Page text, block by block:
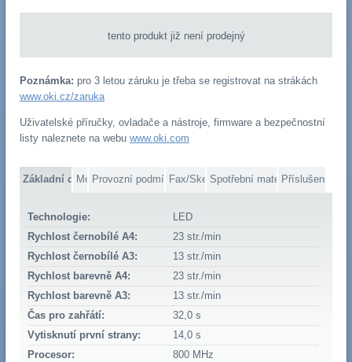
tento produkt již není prodejný
Poznámka: pro 3 letou záruku je třeba se registrovat na strákách
www.oki.cz/zaruka
Uživatelské příručky, ovladače a nástroje, firmware a bezpečnostní
listy naleznete na webu www.oki.com
Základní dataMédiaProvozní podmínkyFax/SkenerSpotřební materiálPříslušenství
Technologie:
LED
Rychlost černobílé A4:
23 str./min
Rychlost černobílé A3:
13 str./min
Rychlost barevně A4:
23 str./min
Rychlost barevně A3:
13 str./min
Čas pro zahřátí:
32,0 s
Vytisknutí první strany:
14,0 s
Procesor:
800 MHz